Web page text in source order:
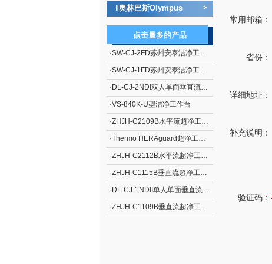
奥林巴斯Olympus
点击量多的产品
·SW-CJ-2FD苏州安泰洁净工作台单人单面、垂直送风 净化工作台 超净工作台
·SW-CJ-1FD苏州安泰洁净工作台单人单面、垂直送风 净化工作台 超净工作台
· DL-CJ-2NDI双人单面垂直流净化工作台
·VS-840K-U型洁净工作台
·ZHJH-C2109B水平流超净工作台
·Thermo HERAguard超净工作台
·ZHJH-C2112B水平流超净工作台
·ZHJH-C1115B垂直流超净工作台
· DL-CJ-1NDII单人单面垂直流净化工作台
·ZHJH-C1109B垂直流超净工作台
常用邮箱：
省份：
详细地址：
补充说明：
验证码：